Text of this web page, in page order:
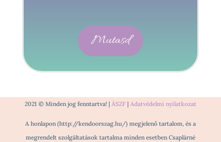
Mutasd
2021 © Minden jog fenntartva! | ÁSZF| Adatvédelmi nyilatkozat
A honlapon (http://kendoorszag.hu/) megjelenő tartalom, és a
megrendelt szolgáltatások tartalma minden esetben Csaplárné